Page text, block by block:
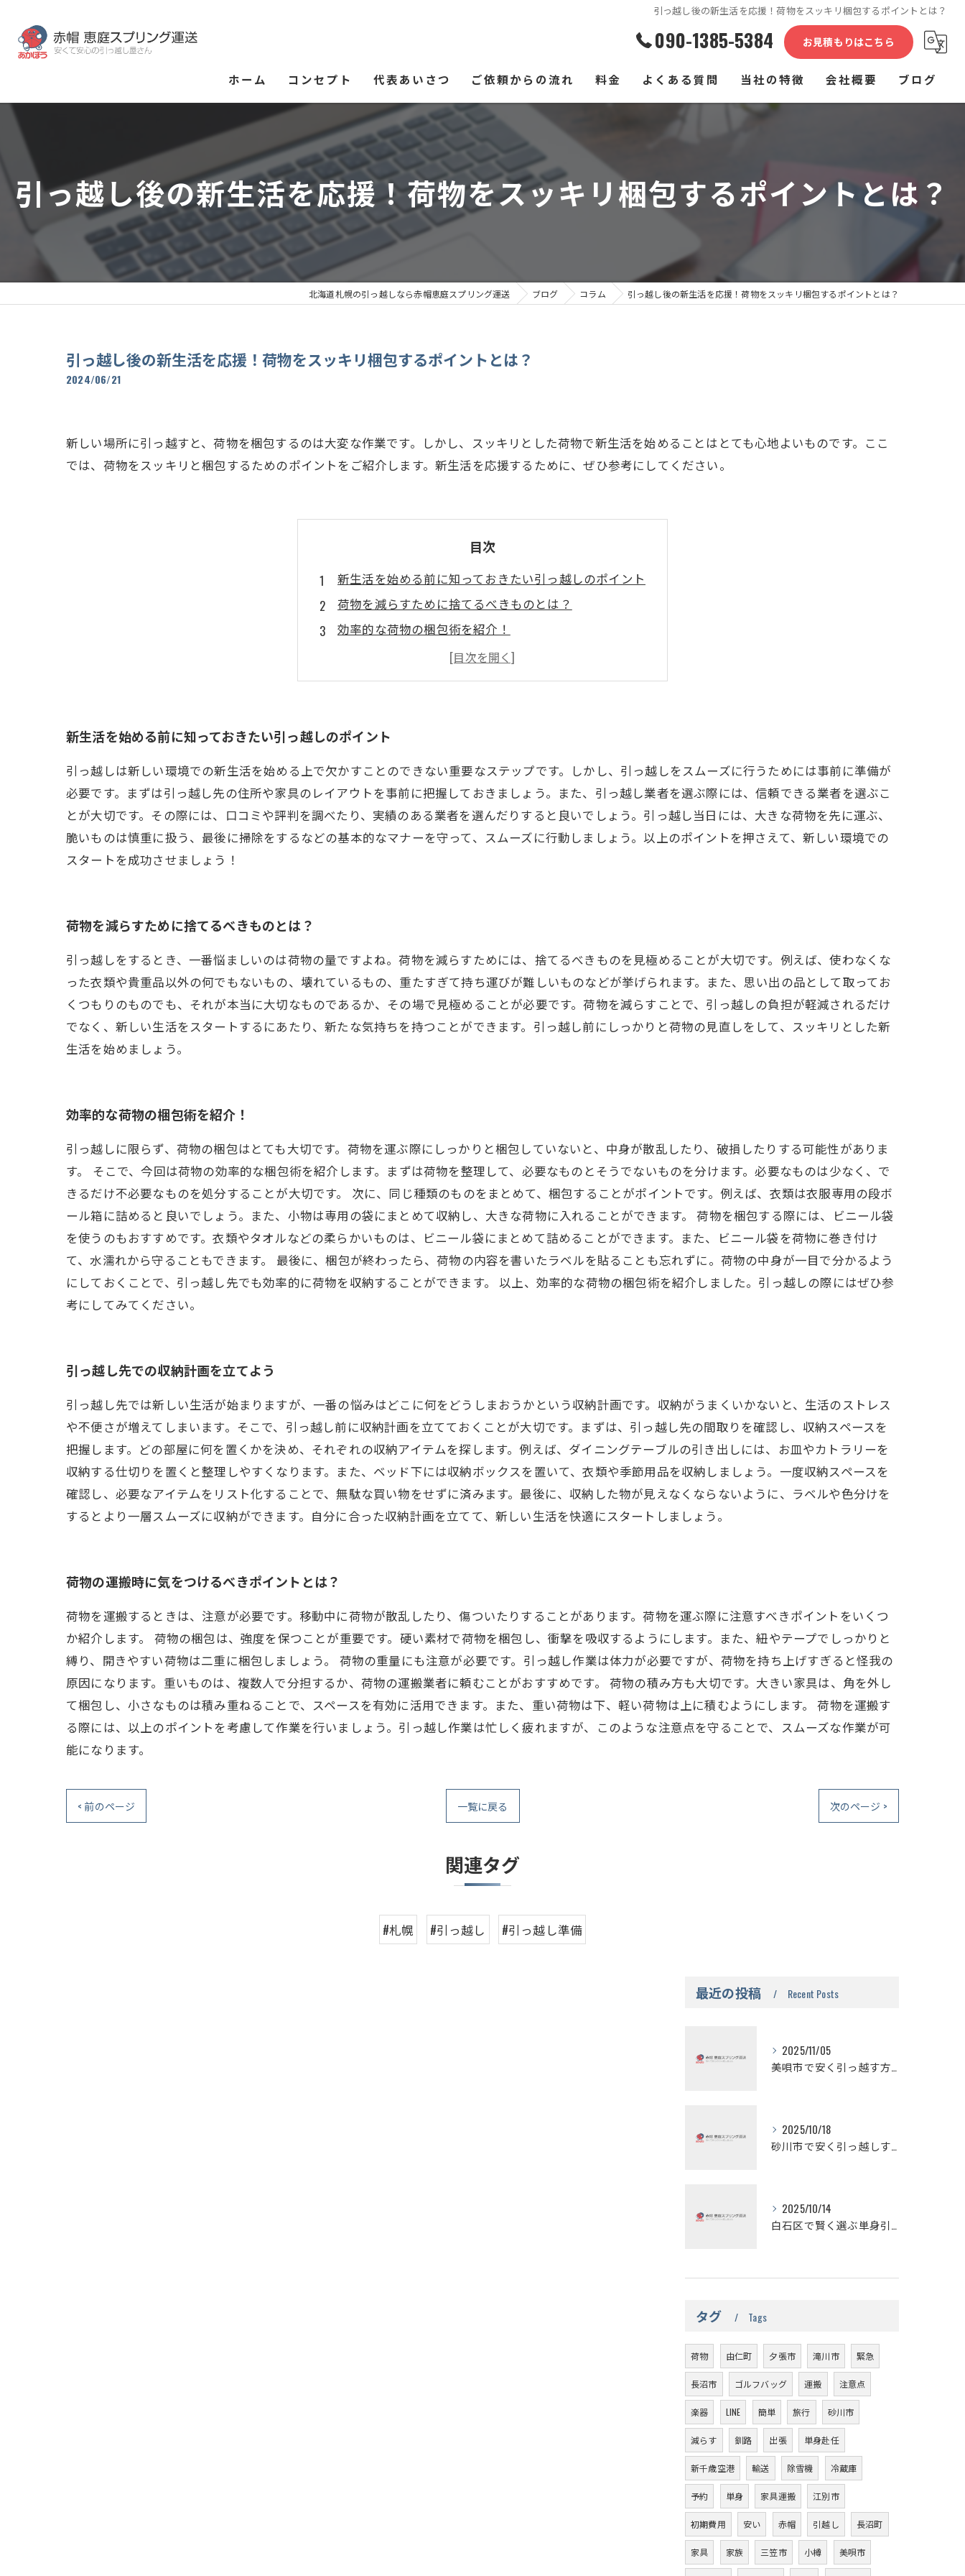
引っ越し後の新生活を応援！荷物をスッキリ梱包するポイントとは？
090-1385-5384 お見積もりはこちら
ホーム コンセプト 代表あいさつ ご依頼からの流れ 料金 よくある質問 当社の特徴
介護施設
会社概要 ブログ
引っ越し後の新生活を応援！荷物をスッキリ梱包するポイントとは？
北海道札幌の引っ越しなら赤帽恵庭スプリング運送 ブログ コラム 引っ越し後の新生活を応援！荷物をスッキリ梱包するポイントとは？
引っ越し後の新生活を応援！荷物をスッキリ梱包するポイントとは？
2024/06/21
新しい場所に引っ越すと、荷物を梱包するのは大変な作業です。しかし、スッキリとした荷物で新生活を始めることはとても心地よいものです。ここ
では、荷物をスッキリと梱包するためのポイントをご紹介します。新生活を応援するために、ぜひ参考にしてください。
目次
新生活を始める前に知っておきたい引っ越しのポイント
荷物を減らすために捨てるべきものとは？
効率的な荷物の梱包術を紹介！
引っ越し先での収納計画を立てよう
荷物の運搬時に気をつけるべきポイントとは？
新生活を始める前に知っておきたい引っ越しのポイント
引っ越しは新しい環境での新生活を始める上で欠かすことのできない重要なステップです。しかし、引っ越しをスムーズに行うためには事前に準備が
必要です。まずは引っ越し先の住所や家具のレイアウトを事前に把握しておきましょう。また、引っ越し業者を選ぶ際には、信頼できる業者を選ぶこ
とが大切です。その際には、口コミや評判を調べたり、実績のある業者を選んだりすると良いでしょう。引っ越し当日には、大きな荷物を先に運ぶ、
脆いものは慎重に扱う、最後に掃除をするなどの基本的なマナーを守って、スムーズに行動しましょう。以上のポイントを押さえて、新しい環境での
スタートを成功させましょう！
荷物を減らすために捨てるべきものとは？
引っ越しをするとき、一番悩ましいのは荷物の量ですよね。荷物を減らすためには、捨てるべきものを見極めることが大切です。例えば、使わなくな
った衣類や貴重品以外の何でもないもの、壊れているもの、重たすぎて持ち運びが難しいものなどが挙げられます。また、思い出の品として取ってお
くつもりのものでも、それが本当に大切なものであるか、その場で見極めることが必要です。荷物を減らすことで、引っ越しの負担が軽減されるだけ
でなく、新しい生活をスタートするにあたり、新たな気持ちを持つことができます。引っ越し前にしっかりと荷物の見直しをして、スッキリとした新
生活を始めましょう。
効率的な荷物の梱包術を紹介！
引っ越しに限らず、荷物の梱包はとても大切です。荷物を運ぶ際にしっかりと梱包していないと、中身が散乱したり、破損したりする可能性がありま
す。 そこで、今回は荷物の効率的な梱包術を紹介します。まずは荷物を整理して、必要なものとそうでないものを分けます。必要なものは少なく、で
きるだけ不必要なものを処分することが大切です。 次に、同じ種類のものをまとめて、梱包することがポイントです。例えば、衣類は衣服専用の段ボ
ール箱に詰めると良いでしょう。また、小物は専用の袋にまとめて収納し、大きな荷物に入れることができます。 荷物を梱包する際には、ビニール袋
を使うのもおすすめです。衣類やタオルなどの柔らかいものは、ビニール袋にまとめて詰めることができます。また、ビニール袋を荷物に巻き付け
て、水濡れから守ることもできます。 最後に、梱包が終わったら、荷物の内容を書いたラベルを貼ることも忘れずに。荷物の中身が一目で分かるよう
にしておくことで、引っ越し先でも効率的に荷物を収納することができます。 以上、効率的な荷物の梱包術を紹介しました。引っ越しの際にはぜひ参
考にしてみてください。
引っ越し先での収納計画を立てよう
引っ越し先では新しい生活が始まりますが、一番の悩みはどこに何をどうしまおうかという収納計画です。収納がうまくいかないと、生活のストレス
や不便さが増えてしまいます。そこで、引っ越し前に収納計画を立てておくことが大切です。まずは、引っ越し先の間取りを確認し、収納スペースを
把握します。どの部屋に何を置くかを決め、それぞれの収納アイテムを探します。例えば、ダイニングテーブルの引き出しには、お皿やカトラリーを
収納する仕切りを置くと整理しやすくなります。また、ベッド下には収納ボックスを置いて、衣類や季節用品を収納しましょう。一度収納スペースを
確認し、必要なアイテムをリスト化することで、無駄な買い物をせずに済みます。最後に、収納した物が見えなくならないように、ラベルや色分けを
するとより一層スムーズに収納ができます。自分に合った収納計画を立てて、新しい生活を快適にスタートしましょう。
荷物の運搬時に気をつけるべきポイントとは？
荷物を運搬するときは、注意が必要です。移動中に荷物が散乱したり、傷ついたりすることがあります。荷物を運ぶ際に注意すべきポイントをいくつ
か紹介します。 荷物の梱包は、強度を保つことが重要です。硬い素材で荷物を梱包し、衝撃を吸収するようにします。また、紐やテープでしっかりと
縛り、開きやすい荷物は二重に梱包しましょう。 荷物の重量にも注意が必要です。引っ越し作業は体力が必要ですが、荷物を持ち上げすぎると怪我の
原因になります。重いものは、複数人で分担するか、荷物の運搬業者に頼むことがおすすめです。 荷物の積み方も大切です。大きい家具は、角を外し
て梱包し、小さなものは積み重ねることで、スペースを有効に活用できます。また、重い荷物は下、軽い荷物は上に積むようにします。 荷物を運搬す
る際には、以上のポイントを考慮して作業を行いましょう。引っ越し作業は忙しく疲れますが、このような注意点を守ることで、スムーズな作業が可
能になります。
< 前のページ 一覧に戻る 次のページ >
関連タグ
#札幌 #引っ越し #引っ越し準備
最近の投稿 Recent Posts
2025/11/05
美唄市で安く引っ越す方法の秘訣
2025/10/18
砂川市で安く引っ越しする方法と無料見積もりの活用法
2025/10/14
白石区で賢く選ぶ単身引っ越しの安さの秘密
タグ Tags
荷物 由仁町 夕張市 滝川市 緊急
長沼市 ゴルフバッグ 運搬 注意点
楽器 LINE 簡単 旅行 砂川市
減らす 釧路 出張 単身赴任
新千歳空港 輸送 除雪機 冷蔵庫
予約 単身 家具運搬 江別市
初期費用 安い 赤帽 引越し 長沼町
家具 家族 三笠市 小樽 美唄市